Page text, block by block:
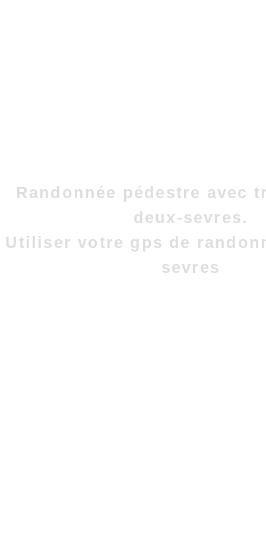
Randonnée pédestre avec
deux-sevres.
Utiliser votre gps de
sevres